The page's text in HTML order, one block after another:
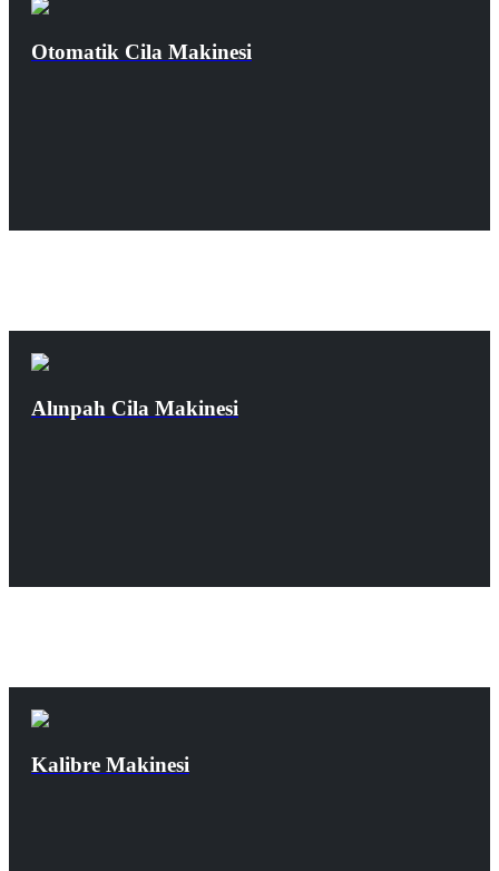
Otomatik Cila Makinesi
Alınpah Cila Makinesi
Kalibre Makinesi